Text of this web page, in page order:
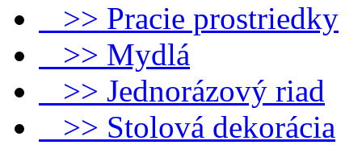
>> Pracie prostriedky
>> Mydlá
>> Jednorázový riad
>> Stolová dekorácia